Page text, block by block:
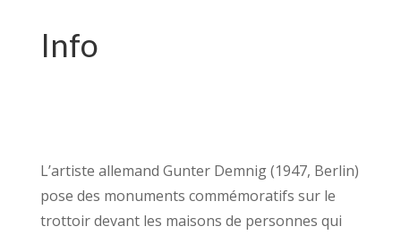
Info
L’artiste allemand Gunter Demnig (1947, Berlin)
pose des monuments commémoratifs sur le
trottoir devant les maisons de personnes qui